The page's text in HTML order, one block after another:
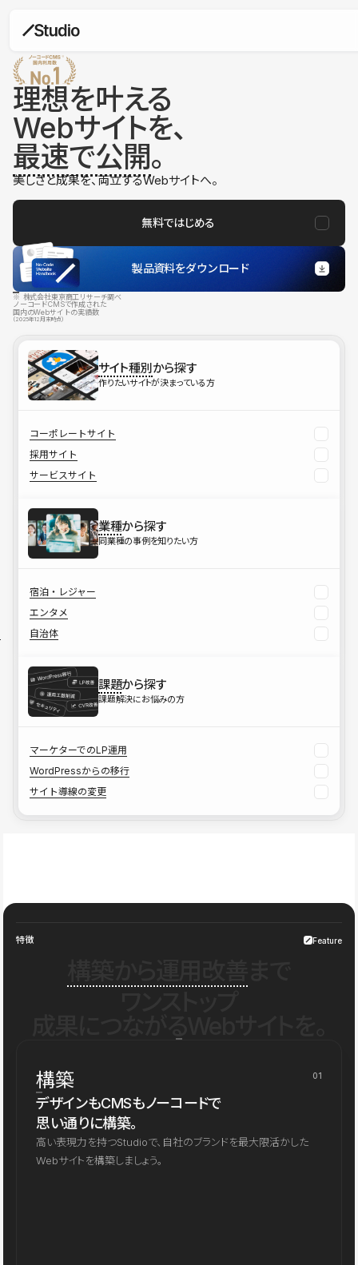
理想を叶える
Webサイトを、
最速で公開。
美しさと成果を、両立するWebサイトへ。
無料ではじめる
製品資料をダウンロード
※ 株式会社東京商工リサーチ調べ
ノーコードCMSで作成された
国内のWebサイトの実績数
（2025年12月末時点）
サイト種別から探す
作りたいサイトが決まっている方
コーポレートサイト
採用サイト
サービスサイト
業種から探す
同業種の事例を知りたい方
宿泊・レジャー
エンタメ
自治体
課題から探す
課題解決にお悩みの方
マーケターでのLP運用
WordPressからの移行
サイト導線の変更
特徴 Feature
構築 01
デザインもCMSもノーコードで
思い通りに構築。
高い表現力を持つStudioで、自社のブランドを最大限活かした
Webサイトを構築しましょう。